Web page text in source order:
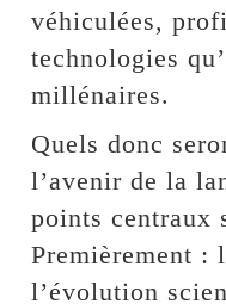
véhiculées,
technologies
millénaires.
Quels donc
l’avenir de la
points centraux
Premièrement :
l’évolution